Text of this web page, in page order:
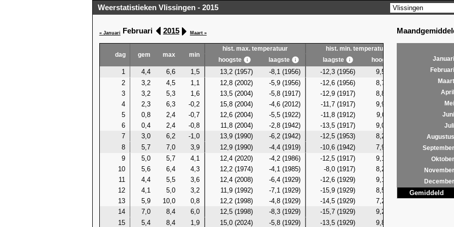
Weerstatistieken Vlissingen - 2015
« Januari Februari 2015 Maart »
dag gem max min
hist. max. temperatuur hist. min. temperatuur
hist.
hoogste
laagste laagste hoogste laagste
1 4,4 6,6 1,5 13,2 (1957) -8,1 (1956) -12,3 (1956) 9,5 (2016) -10,9
2
3,2 4,5 1,1 12,8 (2002) -5,9 (1956) -12,6 (1956) 8,7 (1923) -9,3
3
3,2 5,3 1,6 13,5 (2004) -5,8 (1917) -12,9 (1917) 8,8 (2004) -8,8
4
2,3 6,3 -0,2 15,8 (2004) -4,6 (2012) -11,7 (1917) 9,9 (2004) -8,6
5
0,8 2,4 -0,7 12,6 (2004) -5,5 (1922) -11,8 (1912) 9,0 (2011) -7,0
6
0,4 2,4 -0,8 11,8 (2004) -2,8 (1942) -13,5 (1917) 9,0 (2024) -8,2
7
3,0 6,2 -1,0 13,9 (1990) -6,2 (1942) -12,5 (1953) 8,2 (1990) -8,0
8
5,7 7,0 3,9 12,9 (1990) -4,4 (1919) -10,6 (1942) 7,9 (2022) -7,5
9
5,0 5,7 4,1 12,4 (2020) -4,2 (1986) -12,5 (1917) 9,1 (2024) -6,8
10
5,6 6,4 4,3 12,2 (1974) -4,1 (1985) -8,0 (1917) 8,2 (1918) -5,7
11
4,4 5,5 3,6 12,4 (2008) -6,4 (1929) -12,6 (1929) 9,1 (2002) -9,9
12
4,1 5,0 3,2 11,9 (1992) -7,1 (1929) -15,9 (1929) 8,5 (2002) -11,6
13
5,9 10,0 0,8 12,2 (1998) -4,8 (1929) -14,5 (1929) 7,2 (1998) -9,5
14
7,0 8,4 6,0 12,5 (1998) -8,3 (1929) -15,7 (1929) 9,2 (1958)
15
5,4 8,4 1,9 15,0 (2024) -5,8 (1929) -13,5 (1929) 9,8 (2024)
Januari
Februari
Maart
April
Mei
Juni
Juli
Augustus
September
Oktober
November
December
Gemiddeld